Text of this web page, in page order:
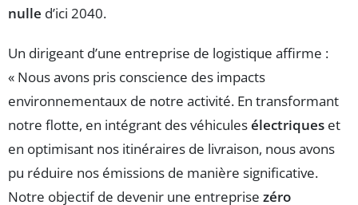
nulle d’ici 2040.
Un dirigeant d’une entreprise de logistique affirme :
« Nous avons pris conscience des impacts
environnementaux de notre activité. En transformant
notre flotte, en intégrant des véhiculesélectriques et
en optimisant nos itinéraires de livraison, nous avons
pu réduire nos émissions de manière significative.
Notre objectif de devenir une entreprise zéro